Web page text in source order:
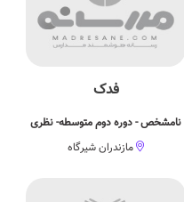
فدک
نامشخص - دوره دوم متوسطه- نظری
مازندران شیرگاه